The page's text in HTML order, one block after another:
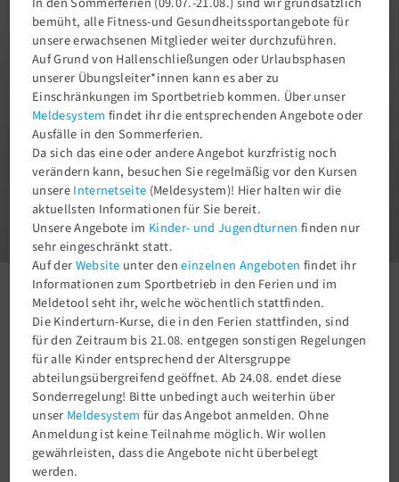
Charlottenburger Turn- und Sportverein von
1858 e.V.
1 3
Aktuelles
Newsroom
Landesleistungszentrum des Badminton-Verband Berlin Brandenburg (BVBB)
zu Gast.
bemüht, alle Fitness-und Gesundheitssportangebote für
unsere erwachsenen Mitglieder weiter durchzuführen.
Auf Grund von Hallenschließungen oder Urlaubsphasen
unserer Übungsleiter*innen kann es aber zu
Einschränkungen im Sportbetrieb kommen. Über unser
Meldesystem findet ihr die entsprechenden Angebote oder
Ausfälle in den Sommerferien.
Da sich das eine oder andere Angebot kurzfristig noch
verändern kann, besuchen Sie regelmäßig vor den Kursen
unsereInternetseite (Meldesystem)! Hier halten wir die
aktuellsten Informationen für Sie bereit.
Unsere Angebote im Kinder- und Jugendturnen finden nur
sehr eingeschränkt statt.
Auf derWebsite unter deneinzelnen Angeboten findet ihr
Informationen zum Sportbetrieb in den Ferien und im
Meldetool seht ihr, welche wöchentlich stattfinden.
Die Kinderturn-Kurse, die in den Ferien stattfinden, sind
für den Zeitraum bis 21.08. entgegen sonstigen Regelungen
für alle Kinder entsprechend der Altersgruppe
abteilungsübergreifend geöffnet. Ab 24.08. endet diese
Sonderregelung! Bitte unbedingt auch weiterhin über
unser Meldesystem für das Angebot anmelden. Ohne
Anmeldung ist keine Teilnahme möglich. Wir wollen
gewährleisten, dass die Angebote nicht überbelegt
werden.